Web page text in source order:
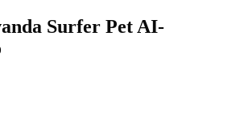
Surfer Pet AI-